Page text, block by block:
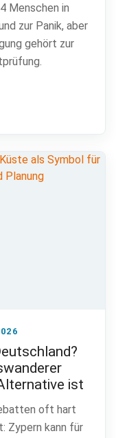
Menschen in
zur Panik, aber
gehört zur
ist
oft hart
Zypern kann für